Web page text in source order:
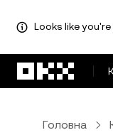
Looks like
Головна